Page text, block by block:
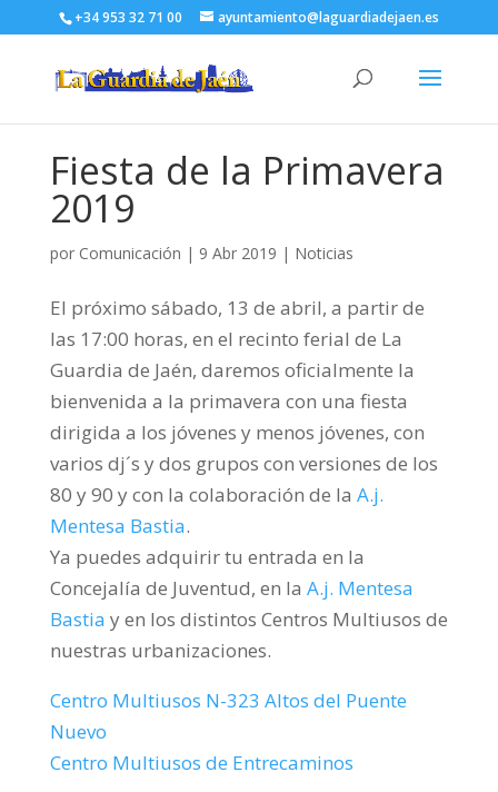
+34 953 32 71 00 ayuntamiento@laguardiadejaen.es
Fiesta de la Primavera
2019
por Comunicación | 9 Abr 2019 | Noticias
El próximo sábado, 13 de abril, a partir de
las 17:00 horas, en el recinto ferial de La
Guardia de Jaén, daremos oficialmente la
bienvenida a la primavera con una fiesta
dirigida a los jóvenes y menos jóvenes, con
varios dj´s y dos grupos con versiones de los
80 y 90 y con la colaboración de la A.j.
Mentesa Bastia.
Ya puedes adquirir tu entrada en la
Concejalía de Juventud, en la A.j. Mentesa
Bastia y en los distintos Centros Multiusos de
nuestras urbanizaciones.
Centro Multiusos N-323 Altos del Puente
Nuevo
Centro Multiusos de Entrecaminos